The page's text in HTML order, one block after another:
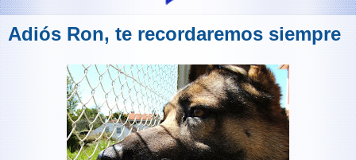
Adiós Ron, te recordaremos siempre